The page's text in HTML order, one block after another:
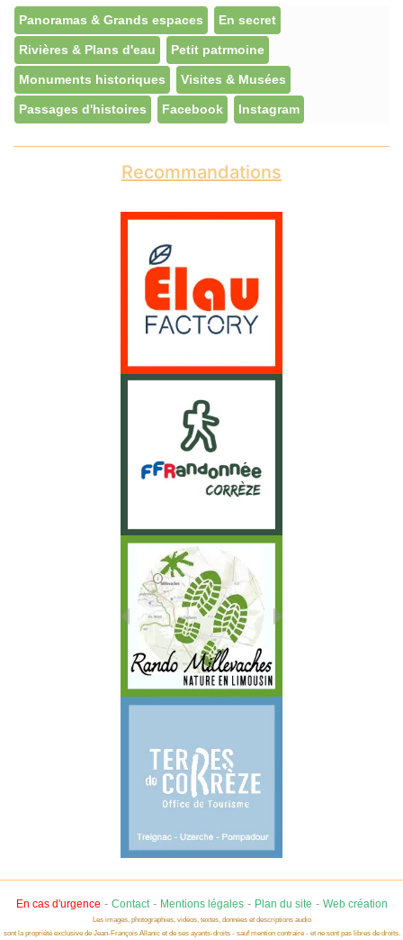
Panoramas & Grands espaces En secret
Rivières & Plans d'eau Petit patrmoine
Monuments historiques Visites & Musées
Passages d'histoires Facebook Instagram
Recommandations
En cas d'urgence - Contact- Mentions légales- Plan du site - Web création
Les images, photographies, vidéos, textes, données et descriptions audio
sont la propriété exclusive de Jean-François Allanic et de ses ayants-droits - sauf mention contraire - et ne sont pas libres de droits.